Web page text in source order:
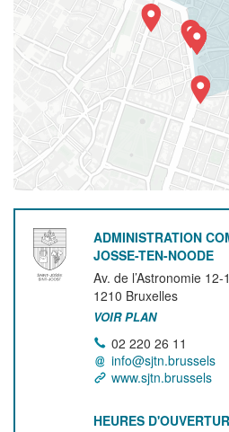
ADMINISTRATION
JOSSE-TEN-NOODE
Av. de l’Astronomie 12-
1210 Bruxelles
VOIR PLAN
02 220 26 11
info@sjtn.brussels
www.sjtn.brussels
HEURES